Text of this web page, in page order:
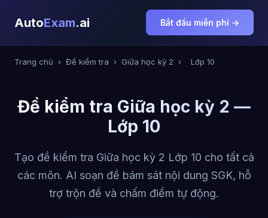
AutoExam.ai Bắt đầu miễn phí →
Trang chủ › Đề kiểm tra › Giữa học kỳ 2 › Lớp 10
Đề kiểm tra Giữa học kỳ 2 —
Lớp 10
Tạo đề kiểm tra Giữa học kỳ 2 Lớp 10 cho tất cả
các môn. AI soạn đề bám sát nội dung SGK, hỗ
trợ trộn đề và chấm điểm tự động.